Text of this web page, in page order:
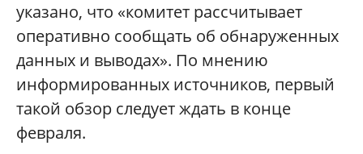
указано, что «комитет рассчитывает
оперативно сообщать об обнаруженных
данных и выводах». По мнению
информированных источников, первый
такой обзор следует ждать в конце
февраля.